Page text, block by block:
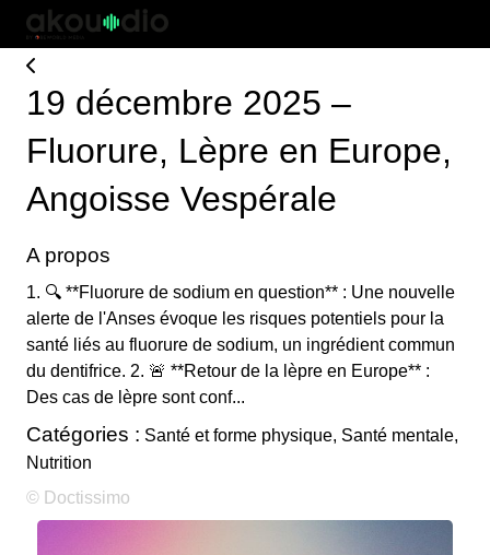
19 décembre 2025 –
Fluorure, Lèpre en Europe,
Angoisse Vespérale
A propos
1. 🔍 **Fluorure de sodium en question** : Une nouvelle
alerte de l'Anses évoque les risques potentiels pour la
santé liés au fluorure de sodium, un ingrédient commun
du dentifrice. 2. 🚨 **Retour de la lèpre en Europe** :
Des cas de lèpre sont conf...
Catégories : Santé et forme physique, Santé mentale,
Nutrition
© Doctissimo